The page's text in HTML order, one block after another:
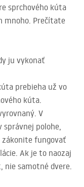
sprchového kúta
mnoho. Prečítate
ju vykonať
prebieha už vo
kúta.
V
správnej polohe,
zákonite fungovať
Ak je to naozaj
nie samotné dvere.